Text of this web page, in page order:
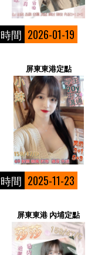
間 2026-01-19
屏東東港定點
間 2025-11-23
屏東東港 內埔定點